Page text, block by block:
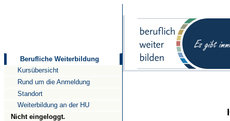
Berufliche Weiterbildung
Kursübersicht
Rund um die Anmeldung
Standort
Weiterbildung an der HU
Nicht eingeloggt.